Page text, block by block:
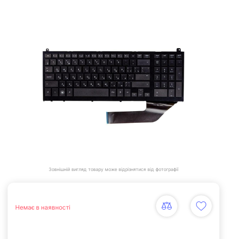
Зовнішній вигляд товару може відрізнятися від фотографії
Немає в наявності